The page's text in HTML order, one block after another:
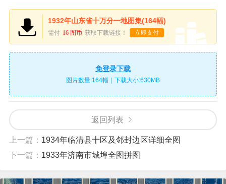
1932年山东省十万分一地图集(164幅)
需付 16 图币 获取下载链接！ 立即支付
免登录下载
图片数量:164幅｜下载大小:630MB
返回列表
上一篇： 1934年临清县十区及邻封边区详细全图
下一篇： 1933年济南市城埠全图拼图